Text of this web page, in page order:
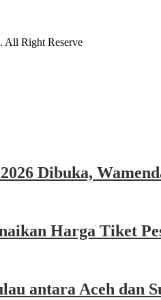
All Right Reserve
Dibuka,
Harga Tiket
antara Aceh dan